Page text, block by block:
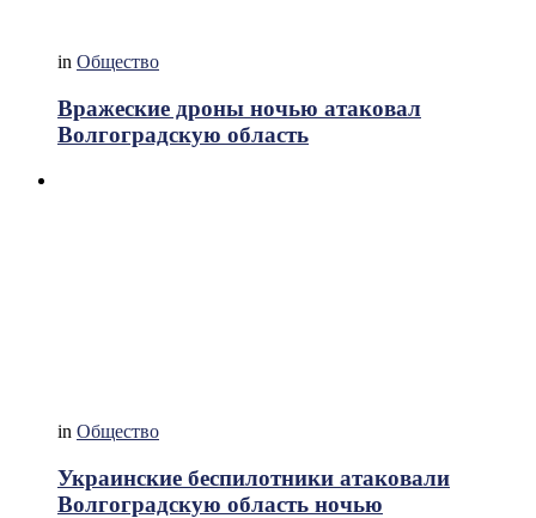
in Общество
Вражеские дроны ночью атаковал
Волгоградскую область
in Общество
Украинские беспилотники атаковали
Волгоградскую область ночью